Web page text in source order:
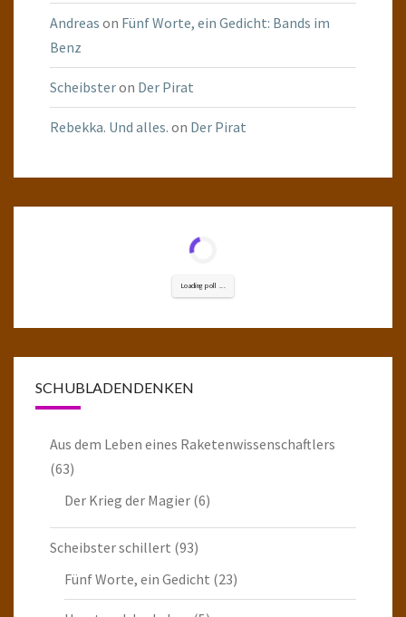
Andreas on Fünf Worte, ein Gedicht: Bands im
Benz
Scheibsteron Der Pirat
Rebekka. Und alles. on Der Pirat
Loading poll ...
SCHUBLADENDENKEN
Aus dem Leben eines Raketenwissenschaftlers
(63)
Der Krieg der Magier (6)
Scheibster schillert (93)
Fünf Worte, ein Gedicht (23)